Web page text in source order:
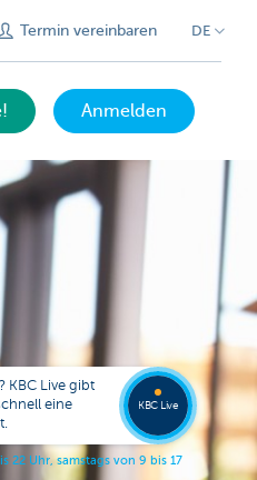
Termin vereinbaren DE
Anmelden
KBC Live gibt
eine
is 22 Uhr, samstags von 9 bis 17 r.
KBC Live
Bitten
Sie um